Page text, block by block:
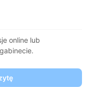
online lub